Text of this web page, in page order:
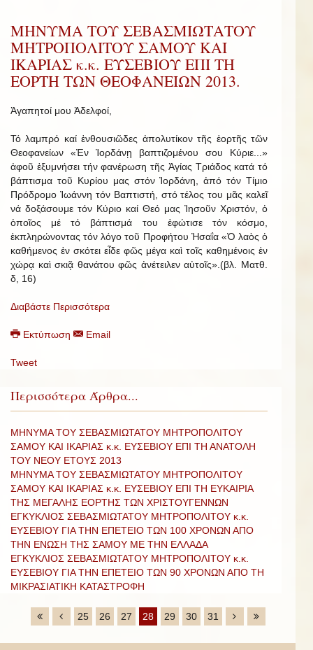
ΜΗΝΥΜΑ ΤΟΥ ΣΕΒΑΣΜΙΩΤΑΤΟΥ
ΜΗΤΡΟΠΟΛΙΤΟΥ ΣΑΜΟΥ ΚΑΙ
ΙΚΑΡΙΑΣ κ.κ. ΕΥΣΕΒΙΟΥ ΕΠΙ ΤΗ
ΕΟΡΤΗ ΤΩΝ ΘΕΟΦΑΝΕΙΩΝ 2013.
Ἀγαπητοί μου Ἀδελφοί,
Τό λαμπρό καί ἐνθουσιῶδες ἀπολυτίκον τῆς ἑορτῆς τῶν
Θεοφανείων «Ἐν Ἰορδάνῃ βαπτιζομένου σου Κύριε...»
ἀφοῦ ἐξυμνήσει τήν φανέρωση τῆς Ἁγίας Τριάδος κατά τό
βάπτισμα τοῦ Κυρίου μας στόν Ἰορδάνη, ἀπό τόν Τίμιο
Πρόδρομο Ἰωάννη τόν Βαπτιστή, στό τέλος του μᾶς καλεῖ
νά δοξάσουμε τόν Κύριο καί Θεό μας Ἰησοῦν Χριστόν, ὁ
ὁποῖος μέ τό βάπτισμά του ἐφώτισε τόν κόσμο,
ἐκπληρώνοντας τόν λόγο τοῦ Προφήτου Ἠσαΐα «Ὁ λαὸς ὁ
καθήμενος ἐν σκότει εἶδε φῶς μέγα καὶ τοῖς καθημένοις ἐν
χώρᾳ καὶ σκιᾷ θανάτου φῶς ἀνέτειλεν αὐτοῖς».(βλ. Ματθ.
δ, 16)
Διαβάστε Περισσότερα
Εκτύπωση Email
Tweet
Περισσότερα Άρθρα...
ΜΗΝΥΜΑ ΤΟΥ ΣΕΒΑΣΜΙΩΤΑΤΟΥ ΜΗΤΡΟΠΟΛΙΤΟΥ
ΣΑΜΟΥ ΚΑΙ ΙΚΑΡΙΑΣ κ.κ. ΕΥΣΕΒΙΟΥ ΕΠΙ ΤΗ ΑΝΑΤΟΛΗ
ΤΟΥ ΝΕΟΥ ΕΤΟΥΣ 2013
ΜΗΝΥΜΑ ΤΟΥ ΣΕΒΑΣΜΙΩΤΑΤΟΥ ΜΗΤΡΟΠΟΛΙΤΟΥ
ΣΑΜΟΥ ΚΑΙ ΙΚΑΡΙΑΣ κ.κ. ΕΥΣΕΒΙΟΥ ΕΠΙ ΤΗ ΕΥΚΑΙΡΙΑ
ΤΗΣ ΜΕΓΑΛΗΣ ΕΟΡΤΗΣ ΤΩΝ ΧΡΙΣΤΟΥΓΕΝΝΩΝ
ΕΓΚΥΚΛΙΟΣ ΣΕΒΑΣΜΙΩΤΑΤΟΥ ΜΗΤΡΟΠΟΛΙΤΟΥ κ.κ.
ΕΥΣΕΒΙΟΥ ΓΙΑ ΤΗΝ ΕΠΕΤΕΙΟ ΤΩΝ 100 ΧΡΟΝΩΝ ΑΠΟ
ΤΗΝ ΕΝΩΣΗ ΤΗΣ ΣΑΜΟΥ ΜΕ ΤΗΝ ΕΛΛΑΔΑ
ΕΓΚΥΚΛΙΟΣ ΣΕΒΑΣΜΙΩΤΑΤΟΥ ΜΗΤΡΟΠΟΛΙΤΟΥ κ.κ.
ΕΥΣΕΒΙΟΥ ΓΙΑ ΤΗΝ ΕΠΕΤΕΙΟ ΤΩΝ 90 ΧΡΟΝΩΝ ΑΠΟ ΤΗ
ΜΙΚΡΑΣΙΑΤΙΚΗ ΚΑΤΑΣΤΡΟΦΗ
25 26 27 28 29 30 31